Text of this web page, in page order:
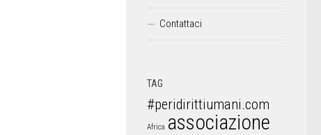
Contattaci
TAG
#peridirittiumani.com
Africa associazione